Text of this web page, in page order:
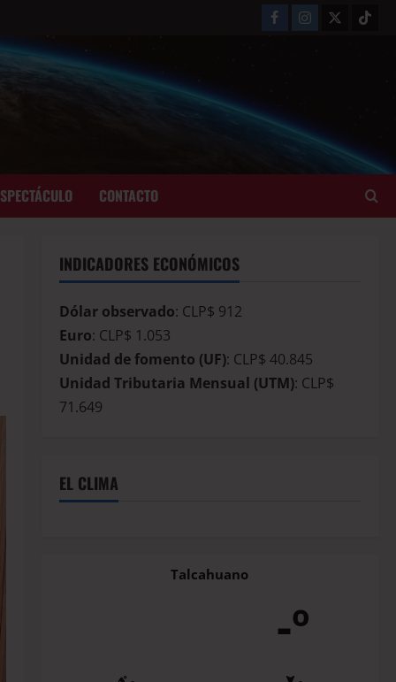
CONTACTO
INDICADORES ECONÓMICOS
Dólar observado: CLP$ 912
Euro: CLP$ 1.053
Unidad de fomento (UF): CLP$ 40.845
Unidad Tributaria Mensual (UTM): CLP$
71.649
EL CLIMA
Talcahuano
-º